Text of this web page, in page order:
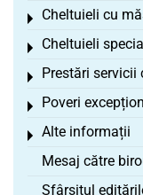
Cheltuieli cu
Toggle menu
Cheltuieli
Toggle menu
Prestări servicii
Toggle menu
Poveri
Toggle menu
Alte informații
Toggle menu
Mesaj către
Sfârșitul